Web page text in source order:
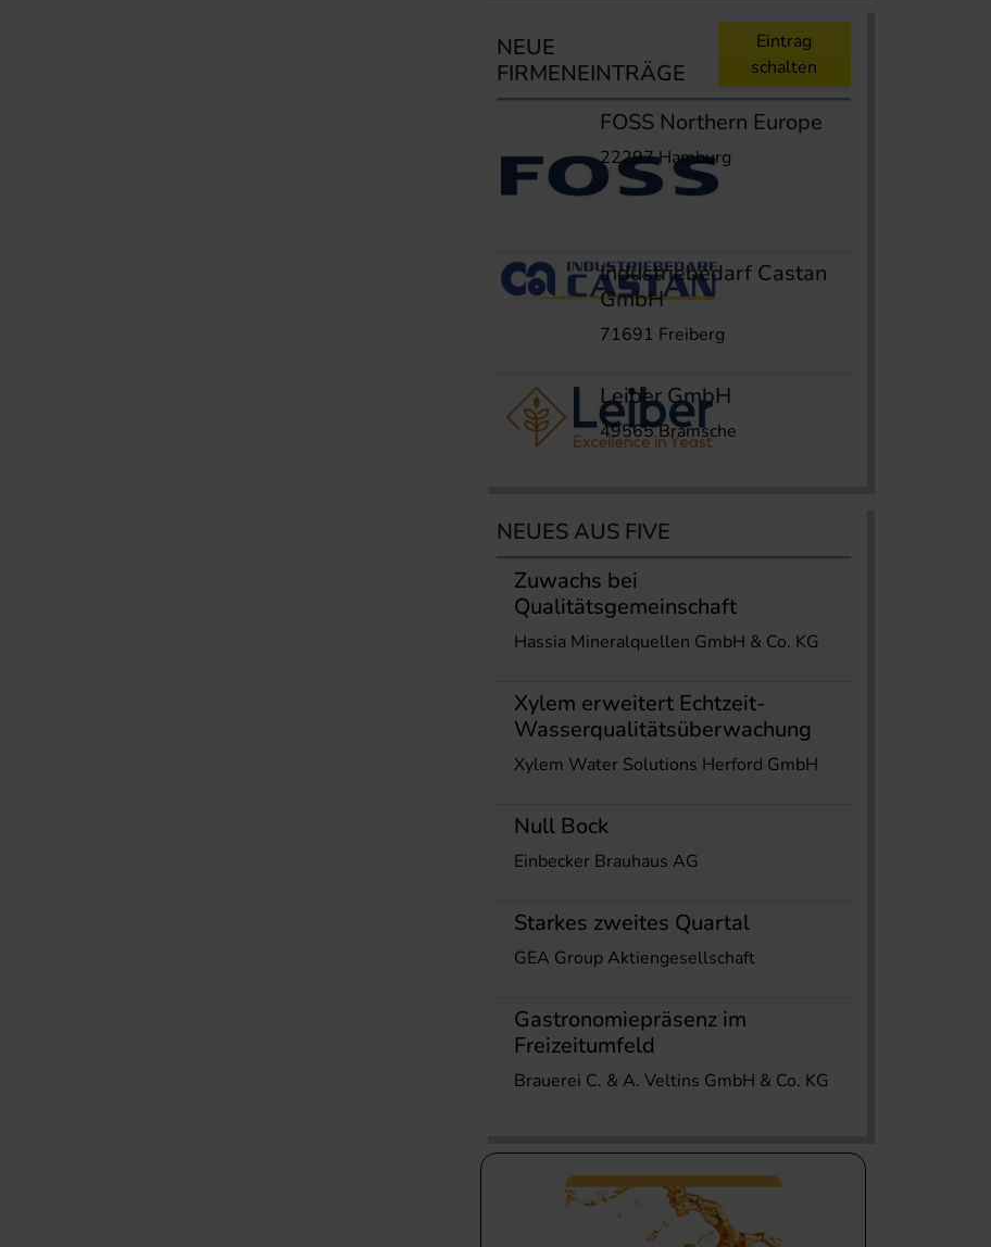
NEUE
FIRMENEINTRÄGE
Eintrag
schalten
FOSS Northern Europe
22297 Hamburg
Industriebedarf Castan
GmbH
71691 Freiberg
Leiber GmbH
49565 Bramsche
NEUES AUS FIVE
Zuwachs bei
Qualitätsgemeinschaft
Hassia Mineralquellen GmbH & Co. KG
Xylem erweitert Echtzeit-
Wasserqualitätsüberwachung
Xylem Water Solutions Herford GmbH
Null Bock
Einbecker Brauhaus AG
Starkes zweites Quartal
GEA Group Aktiengesellschaft
Gastronomiepräsenz im
Freizeitumfeld
Brauerei C. & A. Veltins GmbH & Co. KG